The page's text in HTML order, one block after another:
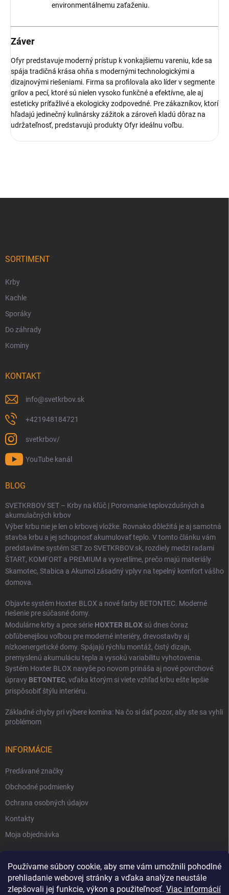
Používame súbory cookie, aby sme vám umožnili pohodlné
prehliadanie webovej stránky a vďaka analýze neustále
zlepšovali jej funkcie, výkon a použiteľnosť. Viac informácií
environmentálnemu zaťaženiu.
Záver
Ofyr predstavuje moderný prístup k vonkajšiemu vareniu, kde sa
spája tradičná krása ohňa s modernými technologickými a
dizajnovými riešeniami. Firma sa profilovala ako líder v segmente
grilov a pecí, ktoré sú nielen vysoko funkčné a efektívne, ale aj
esteticky príťažlivé a ekologicky zodpovedné. Pre zákazníkov, ktorí
hľadajú jedinečný kulinársky zážitok a zároveň kladú dôraz na
udržateľnosť, predstavujú produkty Ofyr ideálnu voľbu.
SORTIMENT
Krby
Kachle
Sporáky
Do záhrady
Komíny
KONTAKT
info@svetkrbov.sk
+421948184721
svetkrbov/
YouTube kanál
BLOG
SVETKRBOV SET – Krby na kľúč | Porovnanie teplovzdušných a
akumulačných krbov
Výber krbu nie je len o krbovej vložke. Rovnako dôležitá je aj samotná
stavba krbu a jej schopnosť akumulovať teplo. V tomto článku vám
predstavíme systém SET zo SVETKRBOV.sk, rozdiely medzi radami
ŠTART, KOMFORT a PREMIUM a vysvetlíme, prečo majú materiály
Skamotec, Stabica a Akumol zásadný vplyv na tepelný komfort vášho
domova.
Objavte systém Hoxter BLOX a nové farby BETONTEC. Moderné
riešenie pre súčasné domy.
Modulárne krby a pece série HOXTER BLOX sú dnes čoraz
obľúbenejšou voľbou pre moderné interiéry, drevostavby aj
nízkoenergetické domy. Spájajú rýchlu montáž, čistý dizajn,
premyslenú akumuláciu tepla a vysokú variabilitu vyhotovenia.
Systém Hoxter BLOX navyše po novom prináša aj nové povrchové
úpravy BETONTEC, vďaka ktorým si viete vzhľad krbu ešte lepšie
prispôsobiť štýlu interiéru.
Základné chyby pri výbere komína: Na čo si dať pozor, aby ste sa vyhli
problémom
INFORMÁCIE
Predávané značky
Obchodné podmienky
Ochrana osobných údajov
Kontakty
Moja objednávka